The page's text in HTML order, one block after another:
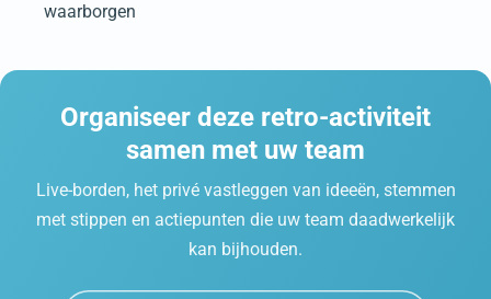
waarborgen
Organiseer deze retro-activiteit
samen met uw team
Live-borden, het privé vastleggen van ideeën, stemmen
met stippen en actiepunten die uw team daadwerkelijk
kan bijhouden.